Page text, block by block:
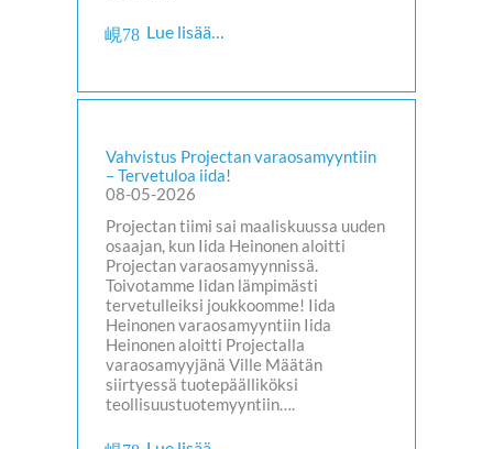
Lue lisää…
Vahvistus Projectan varaosamyyntiin
– Tervetuloa iida!
08-05-2026
Projectan tiimi sai maaliskuussa uuden
osaajan, kun Iida Heinonen aloitti
Projectan varaosamyynnissä.
Toivotamme Iidan lämpimästi
tervetulleiksi joukkoomme! Iida
Heinonen varaosamyyntiin Iida
Heinonen aloitti Projectalla
varaosamyyjänä Ville Määtän
siirtyessä tuotepäälliköksi
teollisuustuotemyyntiin….